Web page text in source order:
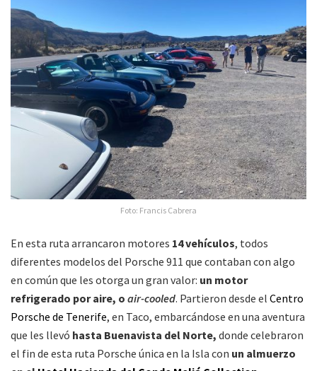
Foto: Francis Cabrera
En esta ruta arrancaron motores 14 vehículos, todos
diferentes modelos del Porsche 911 que contaban con algo
en común que les otorga un gran valor: un motor
refrigerado por aire, o air-cooled. Partieron desde el Centro
Porsche de Tenerife, en Taco, embarcándose en una aventura
que les llevó hasta Buenavista del Norte, donde celebraron
el fin de esta ruta Porsche única en la Isla con un almuerzo